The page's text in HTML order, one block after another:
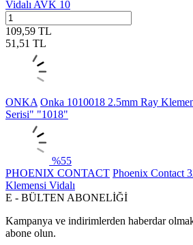
Vidalı AVK 10
109,59 TL
51,51 TL
ONKA Onka 1010018 2.5mm Ray
Serisi" "1018"
%55
PHOENIX CONTACT Phoenix Contact
Klemensi Vidalı
E - BÜLTEN ABONELİĞİ
Kampanya ve indirimlerden haberdar
abone olun.